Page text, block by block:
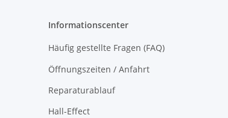
Informationscenter
Häufig gestellte Fragen (FAQ)
Öffnungszeiten / Anfahrt
Reparaturablauf
Hall-Effect